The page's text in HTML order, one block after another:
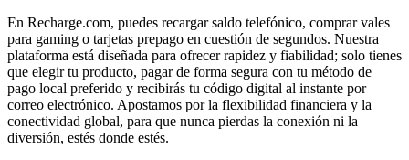
En Recharge.com, puedes recargar saldo telefónico, comprar vales
para gaming o tarjetas prepago en cuestión de segundos. Nuestra
plataforma está diseñada para ofrecer rapidez y fiabilidad; solo tienes
que elegir tu producto, pagar de forma segura con tu método de
pago local preferido y recibirás tu código digital al instante por
correo electrónico. Apostamos por la flexibilidad financiera y la
conectividad global, para que nunca pierdas la conexión ni la
diversión, estés donde estés.